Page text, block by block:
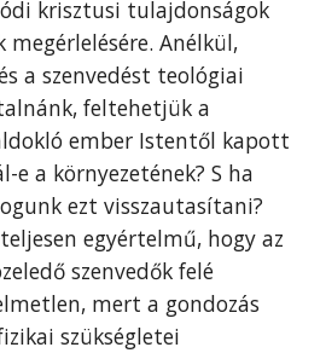
krisztusi tulajdonságok
megérlelésére. Anélkül,
a szenvedést teológiai
feltehetjük a
ember Istentől kapott
e a környezetének? S ha
ezt visszautasítani?
egyértelmű, hogy az
szenvedők felé
mert a gondozás
szükségletei